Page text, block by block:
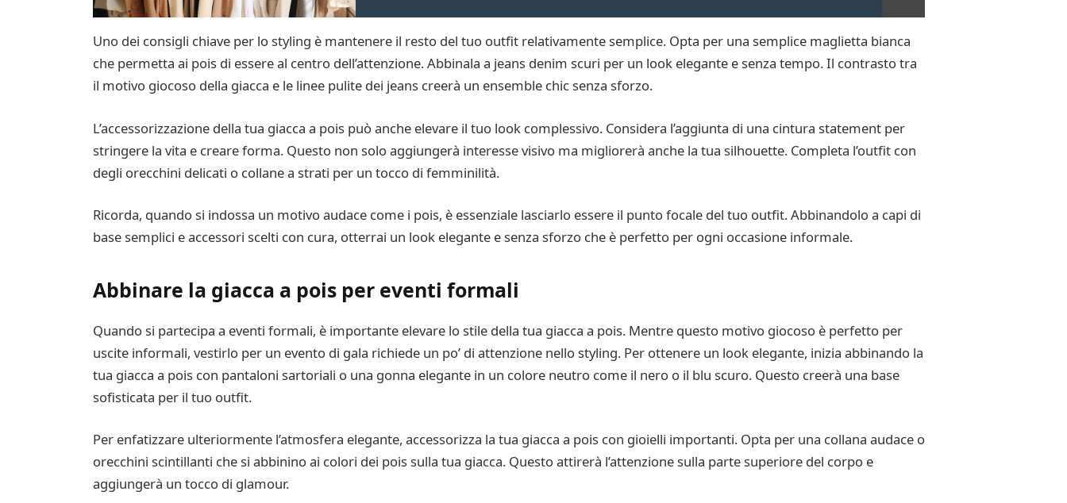
Uno dei consigli chiave per lo styling è mantenere il resto del tuo outfit relativamente semplice. Opta per una semplice maglietta bianca
che permetta ai pois di essere al centro dell’attenzione. Abbinala a jeans denim scuri per un look elegante e senza tempo. Il contrasto tra
il motivo giocoso della giacca e le linee pulite dei jeans creerà un ensemble chic senza sforzo.
L’accessorizzazione della tua giacca a pois può anche elevare il tuo look complessivo. Considera l’aggiunta di una cintura statement per
stringere la vita e creare forma. Questo non solo aggiungerà interesse visivo ma migliorerà anche la tua silhouette. Completa l’outfit con
degli orecchini delicati o collane a strati per un tocco di femminilità.
Ricorda, quando si indossa un motivo audace come i pois, è essenziale lasciarlo essere il punto focale del tuo outfit. Abbinandolo a capi di
base semplici e accessori scelti con cura, otterrai un look elegante e senza sforzo che è perfetto per ogni occasione informale.
Abbinare la giacca a pois per eventi formali
Quando si partecipa a eventi formali, è importante elevare lo stile della tua giacca a pois. Mentre questo motivo giocoso è perfetto per
uscite informali, vestirlo per un evento di gala richiede un po’ di attenzione nello styling. Per ottenere un look elegante, inizia abbinando la
tua giacca a pois con pantaloni sartoriali o una gonna elegante in un colore neutro come il nero o il blu scuro. Questo creerà una base
sofisticata per il tuo outfit.
Per enfatizzare ulteriormente l’atmosfera elegante, accessorizza la tua giacca a pois con gioielli importanti. Opta per una collana audace o
orecchini scintillanti che si abbinino ai colori dei pois sulla tua giacca. Questo attirerà l’attenzione sulla parte superiore del corpo e
aggiungerà un tocco di glamour.